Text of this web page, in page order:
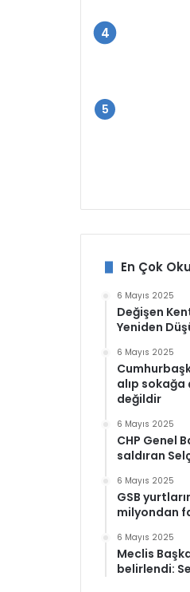
En Çok
6 Mayıs 2025
Değişen
Yeniden
6 Mayıs 2025
alıp sokağa
değildir
6 Mayıs 2025
CHP Genel
saldıran
6 Mayıs 2025
GSB
milyondan
6 Mayıs 2025
Meclis
belirlendi: